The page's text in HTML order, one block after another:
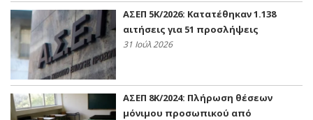
ΑΣΕΠ 5Κ/2026: Κατατέθηκαν 1.138
αιτήσεις για 51 προσλήψεις
31 Ιούλ 2026
ΑΣΕΠ 8Κ/2024: Πλήρωση θέσεων
μόνιμου προσωπικού από